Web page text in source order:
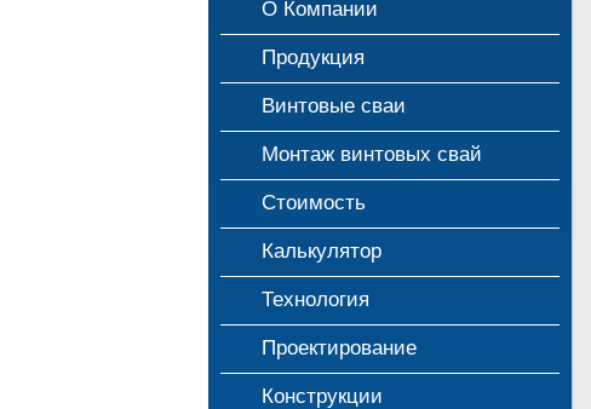
О Компании
Продукция
Винтовые сваи
Монтаж винтовых свай
Стоимость
Калькулятор
Технология
Проектирование
Конструкции